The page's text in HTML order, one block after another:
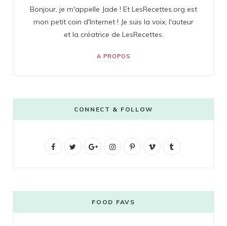
Bonjour, je m'appelle Jade ! Et LesRecettes.org est
mon petit coin d'Internet ! Je suis la voix, l'auteur
et la créatrice de LesRecettes.
A PROPOS
CONNECT & FOLLOW
F
b
t
G
g
l
I
t
a
P
e
V
o
l
FOOD FAVS